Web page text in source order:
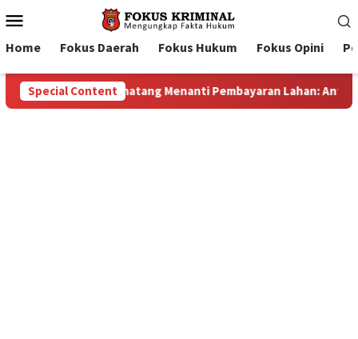
Menu
Home Fokus Daerah Fokus Hukum Fokus Opini
Special Content
Lahan: Antara Dugaan Konspirasi dan Bayang-Bayang